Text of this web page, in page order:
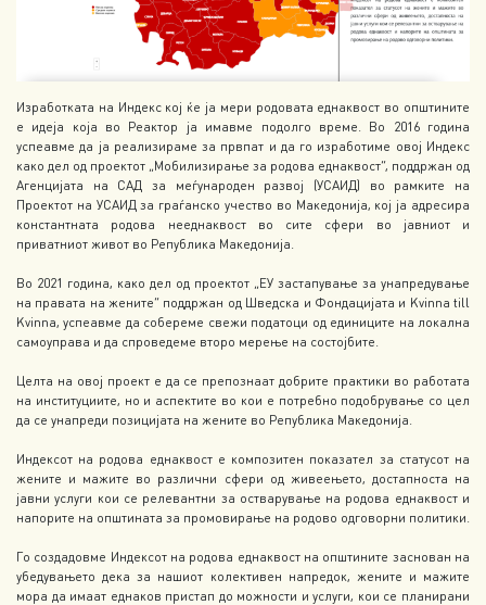
Изработката на Индекс кој ќе ја мери родовата еднаквост во општините
е идеја која во Реактор ја имавме подолго време. Во 2016 година
успеавме да ја реализираме за првпат и да го изработиме овој Индекс
како дел од проектот „Мобилизирање за родова еднаквост“, поддржан од
Агенцијата на САД за меѓународен развој (УСАИД) во рамките на
Проектот на УСАИД за граѓанско учество во Македонија, кој ја адресира
константната родова нееднаквост во сите сфери во јавниот и
приватниот живот во Република Македонија.
Во 2021 година, како дел од проектот „ЕУ застапување за унапредување
на правaта на жените“ поддржан од Шведска и Фондацијата и Kvinna till
Kvinna, успеавме да собереме свежи податоци од единиците на локална
самоуправа и да спроведеме второ мерење на состојбите.
Целта на овој проект е да се препознаат добрите практики во работата
на институциите, но и аспектите во кои е потребно подобрување со цел
да се унапреди позицијата на жените во Република Македонија.
Индексот на родова еднаквост е композитен показател за статусот на
жените и мажите во различни сфери од живеењето, достапноста на
јавни услуги кои се релевантни за остварување на родова еднаквост и
напорите на општината за промовирање на родово одговорни политики.
Го создадовме Индексот на родова еднаквост на општините заснован на
убедувањето дека за нашиот колективен напредок, жените и мажите
мора да имаат еднаков пристап до можности и услуги, кои се планирани